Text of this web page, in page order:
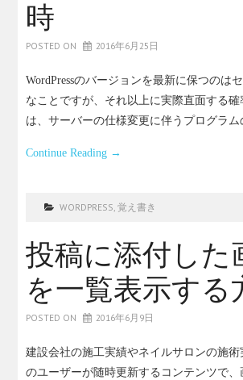
時
POSTED ON 2016年6月25日
WordPressのバージョンを最新に保つのは
なことですが、それ以上に実際直面する
は、サーバーの仕様変更に伴うプログラム
Continue Reading →
WORDPRESS,覚え書き
投稿に添付した
を一覧表示する
POSTED ON 2016年6月9日
建設会社の施工実績やネイルサロンの施
のユーザーが随時更新するコンテンツで